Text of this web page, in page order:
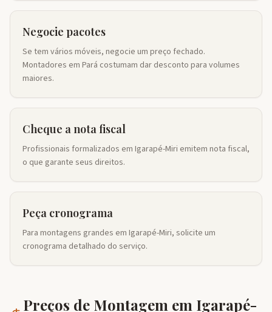
Negocie pacotes
Se tem vários móveis, negocie um preço fechado.
Montadores em Pará costumam dar desconto para volumes
maiores.
Cheque a nota fiscal
Profissionais formalizados em Igarapé-Miri emitem nota fiscal,
o que garante seus direitos.
Peça cronograma
Para montagens grandes em Igarapé-Miri, solicite um
cronograma detalhado do serviço.
Preços de Montagem em Igarapé-